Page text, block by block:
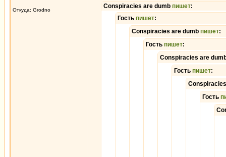
Откуда: Grodno
Conspiracies are dumb пишет:
Гость пишет:
Conspiracies are dumb пишет:
Гость пишет:
Conspiracies are
Гость пишет:
Гость